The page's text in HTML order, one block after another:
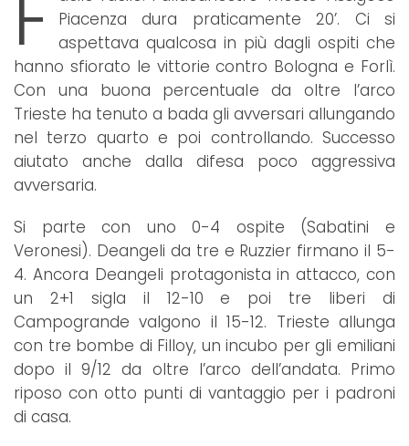
Piacenza dura praticamente 20’. Ci si
aspettava qualcosa in più dagli ospiti che
hanno sfiorato le vittorie contro Bologna e Forlì.
Con una buona percentuale da oltre l’arco
Trieste ha tenuto a bada gli avversari allungando
nel terzo quarto e poi controllando. Successo
aiutato anche dalla difesa poco aggressiva
avversaria.
Si parte con uno 0-4 ospite (Sabatini e
Veronesi). Deangeli da tre e Ruzzier firmano il 5-
4. Ancora Deangeli protagonista in attacco, con
un 2+1 sigla il 12-10 e poi tre liberi di
Campogrande valgono il 15-12. Trieste allunga
con tre bombe di Filloy, un incubo per gli emiliani
dopo il 9/12 da oltre l’arco dell’andata. Primo
riposo con otto punti di vantaggio per i padroni
di casa.